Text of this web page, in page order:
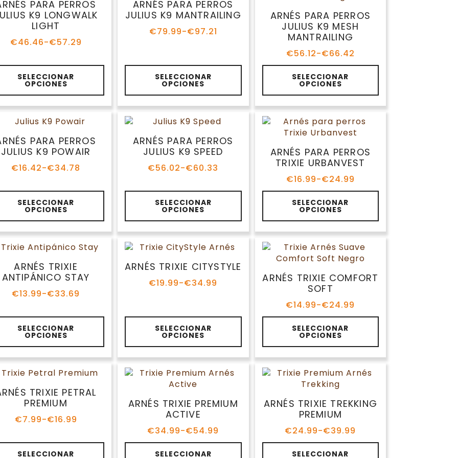
se
elegir
página
se
pueden
página
PARA PERROS
K9 LONGWALK
LIGHT
€46.46-€57.29
Rango
precios:
desde
€46.46
hasta
€57.29
SELECCIONAR
OPCIONES
ARNÉS PARA PERROS
JULIUS K9
MANTRAILING
precios:
desde
€79.99
hasta
€97.21
SELECCIONAR
OPCIONES
Este
producto
tiene
múltiples
variantes.
Las
opciones
elegir
la
página
ARNÉS PARA PERROS
JULIUS K9 MESH
MANTRAILING
€56.12-€66.42
Rango
de
precios:
desde
€56.12
hasta
SELECCIONAR
OPCIONES
Este
producto
tiene
múltiples
variantes.
Las
opciones
se
pueden
la
página
PARA PERROS
JULIUS K9 POWAIR
€16.42-€34.78
Rango
precios:
desde
€16.42
hasta
€34.78
SELECCIONAR
OPCIONES
ARNÉS PARA PERROS
JULIUS K9 SPEED
€56.02-€60.33
Rango
precios:
desde
€56.02
hasta
€60.33
SELECCIONAR
OPCIONES
Este
producto
tiene
múltiples
variantes.
Las
opciones
pueden
la
página
ARNÉS PARA PERROS
TRIXIE URBANVEST
€16.99-€24.99
Rango
de
precios:
desde
€16.99
hasta
€24.99
SELECCIONAR
OPCIONES
Este
producto
tiene
múltiples
variantes.
Las
opciones
se
la
página
ARNÉS TRIXIE
ANTIPÁNICO STAY
€13.99-€33.69
Rango
precios:
desde
€13.99
hasta
€33.69
SELECCIONAR
OPCIONES
ARNÉS TRIXIE
CITYSTYLE
precios:
desde
€19.99
hasta
€34.99
SELECCIONAR
OPCIONES
Este
producto
tiene
múltiples
variantes.
Las
opciones
se
la
ARNÉS TRIXIE
COMFORT SOFT
€14.99-€24.99
Rango
de
precios:
desde
€14.99
hasta
€24.99
SELECCIONAR
OPCIONES
Este
producto
tiene
múltiples
variantes.
Las
opciones
se
la
TRIXIE PETRAL
PREMIUM
€7.99-€16.99
Rango
precios:
desde
SELECCIONAR
ARNÉS TRIXIE PREMIUM
ACTIVE
€34.99-€54.99
Rango
de
precios:
SELECCIONAR
Este
ARNÉS TRIXIE TREKKING
PREMIUM
€24.99-€39.99
Rango
de
precios:
SELECCIONAR
Este